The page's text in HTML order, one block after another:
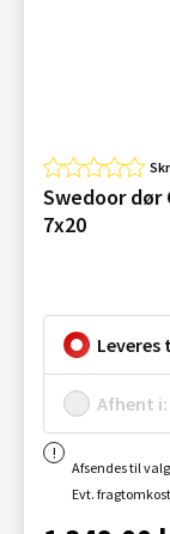
Swedoor dør
7x20
Leveres
Afhent i:
Afsendes til
Evt.